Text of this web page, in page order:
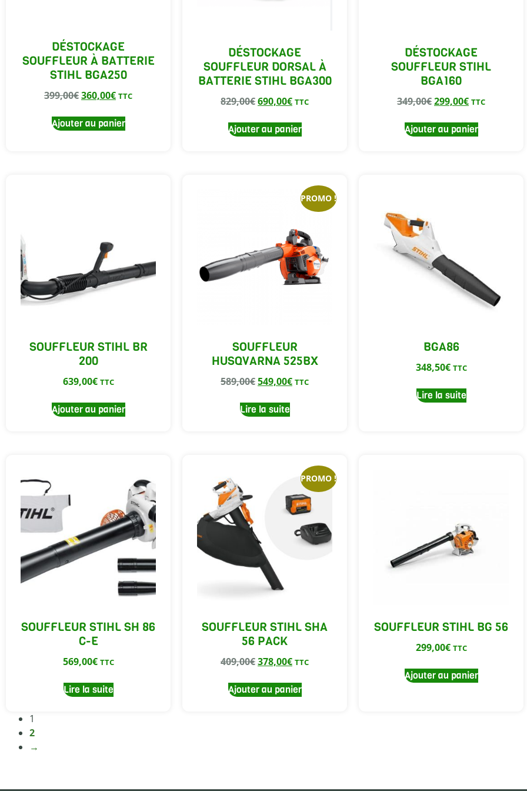
DÉSTOCKAGE
SOUFFLEUR À BATTERIE
STIHL BGA250
399,00€360,00€ TTC
Ajouter au panier
DÉSTOCKAGE
SOUFFLEUR DORSAL À
BATTERIE STIHL BGA300
829,00€690,00€ TTC
Ajouter au panier
DÉSTOCKAGE
SOUFFLEUR STIHL
BGA160
349,00€299,00€ TTC
Ajouter au panier
SOUFFLEUR STIHL BR
200
639,00€ TTC
Ajouter au panier
PROMO !
SOUFFLEUR
HUSQVARNA 525BX
589,00€549,00€ TTC
Lire la suite
BGA86
348,50€ TTC
Lire la suite
SOUFFLEUR STIHL SH 86
C-E
569,00€ TTC
Lire la suite
PROMO !
SOUFFLEUR STIHL SHA
56 PACK
409,00€378,00€ TTC
Ajouter au panier
SOUFFLEUR STIHL BG 56
299,00€ TTC
Ajouter au panier
1
2
→